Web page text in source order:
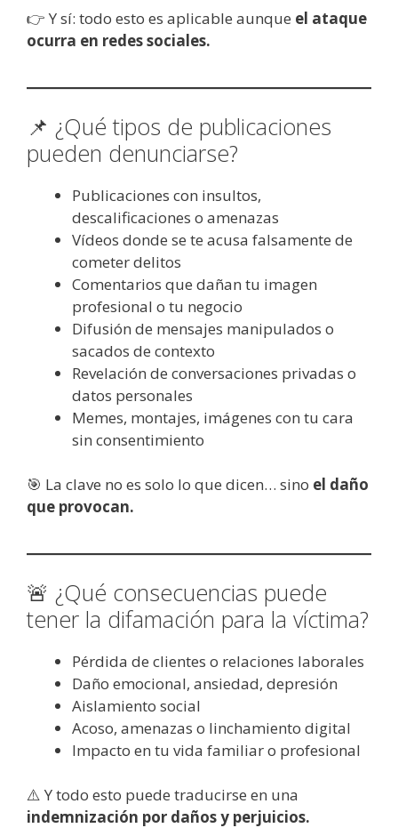
👉 Y sí: todo esto es aplicable aunque el ataque
ocurra en redes sociales.
📌 ¿Qué tipos de publicaciones
pueden denunciarse?
Publicaciones con insultos,
descalificaciones o amenazas
Vídeos donde se te acusa falsamente de
cometer delitos
Comentarios que dañan tu imagen
profesional o tu negocio
Difusión de mensajes manipulados o
sacados de contexto
Revelación de conversaciones privadas o
datos personales
Memes, montajes, imágenes con tu cara
sin consentimiento
🎯 La clave no es solo lo que dicen… sino el daño
que provocan.
🚨 ¿Qué consecuencias puede
tener la difamación para la víctima?
Pérdida de clientes o relaciones laborales
Daño emocional, ansiedad, depresión
Aislamiento social
Acoso, amenazas o linchamiento digital
Impacto en tu vida familiar o profesional
⚠️ Y todo esto puede traducirse en una
indemnización por daños y perjuicios.